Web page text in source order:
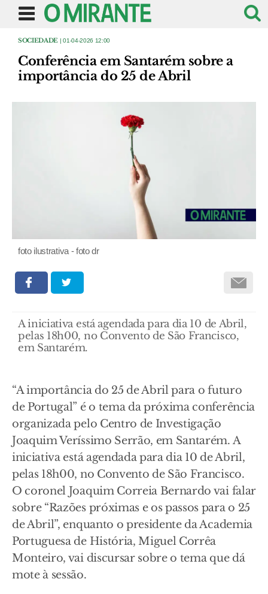
SOCIEDADE | 01-04-2026 12:00
Conferência em Santarém sobre a
importância do 25 de Abril
foto ilustrativa - foto dr
A iniciativa está agendada para dia 10 de Abril,
pelas 18h00, no Convento de São Francisco,
em Santarém.
“A importância do 25 de Abril para o futuro
de Portugal” é o tema da próxima conferência
organizada pelo Centro de Investigação
Joaquim Veríssimo Serrão, em Santarém. A
iniciativa está agendada para dia 10 de Abril,
pelas 18h00, no Convento de São Francisco.
O coronel Joaquim Correia Bernardo vai falar
sobre “Razões próximas e os passos para o 25
de Abril”, enquanto o presidente da Academia
Portuguesa de História, Miguel Corrêa
Monteiro, vai discursar sobre o tema que dá
mote à sessão.